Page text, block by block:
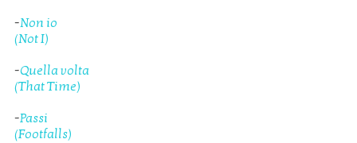
-Non io
(Not I)
-Quella volta
(That Time)
-Passi
(Footfalls)